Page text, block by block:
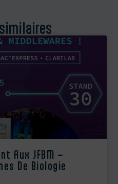
Aux JFBM –
De Biologie